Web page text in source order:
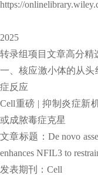
https://
2025
转录组项目文章高分精
一、核应激小体的从
症反应
Cell重磅 | 抑制炎症新
或成脓毒症克星
文章标题：De novo
enhances NFIL3 to
发表期刊：Cell